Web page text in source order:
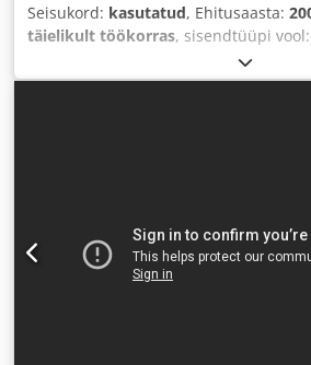
Seisukord: kasutatud, Ehitusaasta:
täielikult töökorras, sisendtüüpi vool:
, kogupikkus:
sisendpinge:400 V, sisendvool:10 A,